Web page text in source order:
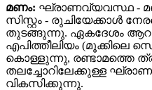
മണം: ഘ്രാണവ്യവസ്ഥ -
സിസ്റ്റം - രുചിയേക്കാൾ
തുടങ്ങുന്നു. ഏകദേശം
എപിത്തീലിയം (മൂക്കിലെ
കൊള്ളുന്നു, രണ്ടാമത്തെ
തലച്ചോറിലേക്കുള്ള
വികസിക്കുന്നു.